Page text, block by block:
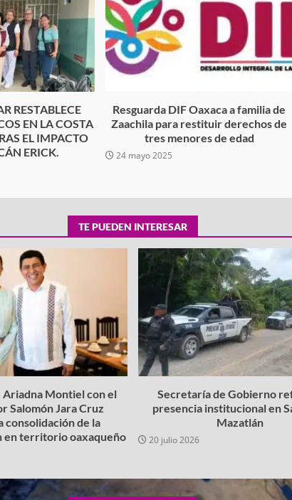
RESTABLECE
EN LA COSTA
EL IMPACTO
ERICK.
Resguarda DIF Oaxaca a familia de
Zaachila para restituir derechos de
tres menores de edad
24 mayo 2025
TE PUEDEN INTERESAR
Ariadna Montiel con el
Salomón Jara Cruz
consolidación de la
en territorio oaxaqueño
Secretaría de Gobierno
presencia institucional en
Mazatlán
20 julio 2026